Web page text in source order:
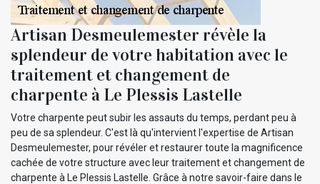
Artisan Desmeulemester révèle la
splendeur de votre habitation avec le
traitement et changement de
charpente à Le Plessis Lastelle
Votre charpente peut subir les assauts du temps, perdant peu à
peu de sa splendeur. C'est là qu'intervient l'expertise de Artisan
Desmeulemester, pour révéler et restaurer toute la magnificence
cachée de votre structure avec leur traitement et changement de
charpente à Le Plessis Lastelle. Grâce à notre savoir-faire dans le